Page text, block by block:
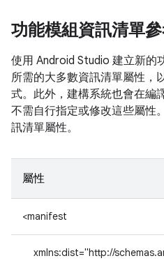
功能模組資訊清單
使用 Android Studio 建立新的
所需的大多數資訊清單屬性，
式。此外，建構系統也會在編
不需自行指定或修改這些屬性
訊清單屬性。
屬性
<manifest
xmlns:dist="http://